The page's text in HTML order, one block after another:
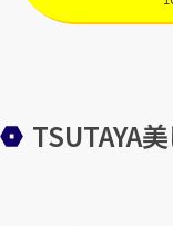
TSUTAYA